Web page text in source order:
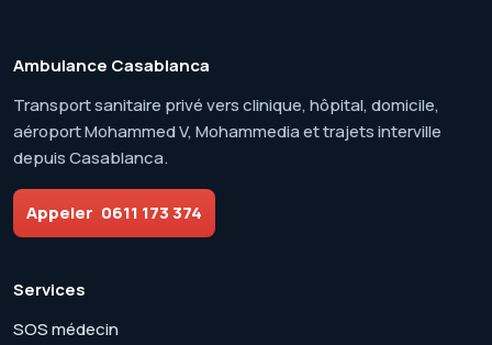
Ambulance Casablanca
Transport sanitaire privé vers clinique, hôpital, domicile,
aéroport Mohammed V, Mohammedia et trajets interville
depuis Casablanca.
Appeler 0611 173 374
Services
SOS médecin